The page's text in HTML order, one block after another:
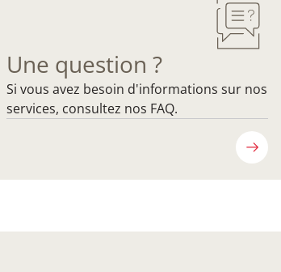
Une question ?
Si vous avez besoin d'informations sur nos
services, consultez nos FAQ.